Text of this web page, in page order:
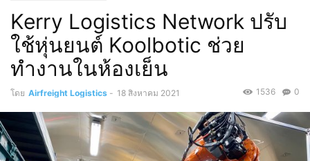
Kerry Logistics Network ปรับ
ใช้หุ่นยนต์ Koolbotic ช่วย
ทำงานในห้องเย็น
โดย Airfreight Logistics - 18 สิงหาคม 2021 0
1536